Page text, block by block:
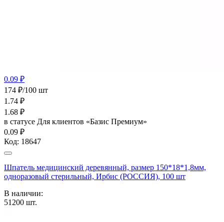
0.09 ₽
174 ₽/100 шт
1.74 ₽
1.68 ₽
в статусе Для клиентов «Базис Премиум»
0.09 ₽
Код: 18647
Шпатель медицинский деревянный, размер 150*18*1,8мм,
одноразовый стерильный, Ирбис (РОССИЯ), 100 шт
В наличии:
51200 шт.